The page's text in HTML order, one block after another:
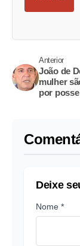
Anterior
João de
mulher
por
Deixe
Nome *